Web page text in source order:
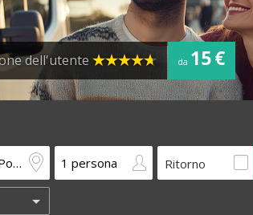
dell'utente da 15 €
Ritorno